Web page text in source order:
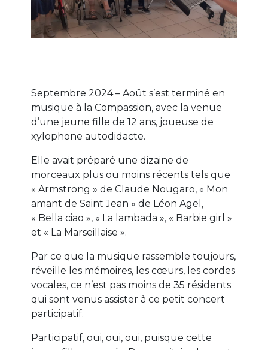
Septembre 2024 – Août s’est terminé en
musique à la Compassion, avec la venue
d’une jeune fille de 12 ans, joueuse de
xylophone autodidacte.
Elle avait préparé une dizaine de
morceaux plus ou moins récents tels que
« Armstrong » de Claude Nougaro, « Mon
amant de Saint Jean » de Léon Agel,
« Bella ciao », « La lambada », « Barbie girl »
et « La Marseillaise ».
Par ce que la musique rassemble toujours,
réveille les mémoires, les cœurs, les cordes
vocales, ce n’est pas moins de 35 résidents
qui sont venus assister à ce petit concert
participatif.
Participatif, oui, oui, oui, puisque cette